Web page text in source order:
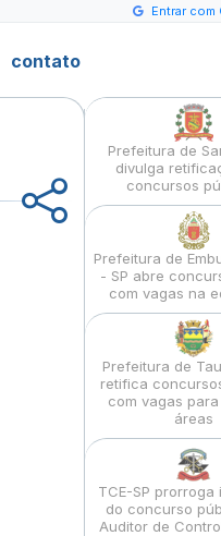
Entrar com
contato
Prefeitura de
divulga
concursos
Prefeitura de
- SP abre
com vagas na
Prefeitura de
retifica
com vagas
áreas
TCE-SP prorroga
do concurso
Auditor de